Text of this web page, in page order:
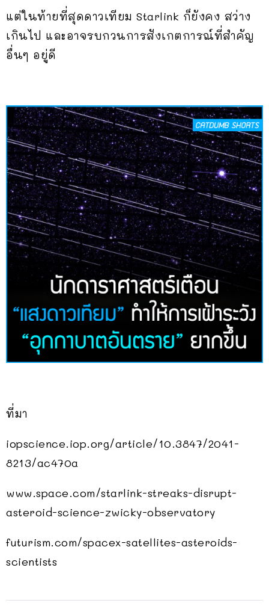
แต่ในท้ายที่สุดดาวเทียม Starlink ก็ยังคง สว่าง
เกินไป และอาจรบกวนการสังเกตการณ์ที่สำคัญ
อื่นๆ อยู่ดี
ที่มา
iopscience.iop.org/article/10.3847/2041-
8213/ac470a
www.space.com/starlink-streaks-disrupt-
asteroid-science-zwicky-observatory
futurism.com/spacex-satellites-asteroids-
scientists